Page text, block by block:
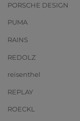
PORSCHE DESIGN
PUMA
RAINS
REDOLZ
reisenthel
REPLAY
ROECKL